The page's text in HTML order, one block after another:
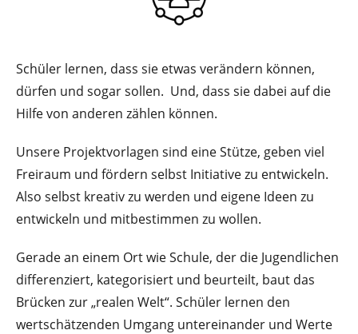
Schüler lernen, dass sie etwas verändern können,
dürfen und sogar sollen. Und, dass sie dabei auf die
Hilfe von anderen zählen können.
Unsere Projektvorlagen sind eine Stütze, geben viel
Freiraum und fördern selbst Initiative zu entwickeln.
Also selbst kreativ zu werden und eigene Ideen zu
entwickeln und mitbestimmen zu wollen.
Gerade an einem Ort wie Schule, der die Jugendlichen
differenziert, kategorisiert und beurteilt, baut das
Brücken zur „realen Welt“. Schüler lernen den
wertschätzenden Umgang untereinander und Werte